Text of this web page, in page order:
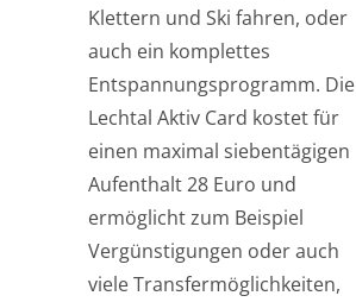
Klettern und Ski fahren, oder
auch ein komplettes
Entspannungsprogramm. Die
Lechtal Aktiv Card kostet für
einen maximal siebentägigen
Aufenthalt 28 Euro und
ermöglicht zum Beispiel
Vergünstigungen oder auch
viele Transfermöglichkeiten,